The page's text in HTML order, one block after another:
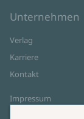
Unternehmen
Verlag
Karriere
Kontakt
Impressum